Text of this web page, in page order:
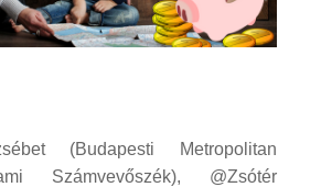
(Budapesti Metropolitan
Számvevőszék), @Zsótér